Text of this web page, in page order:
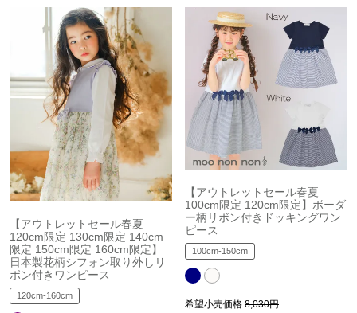
【アウトレットセール春夏
120cm限定 130cm限定 140cm
限定 150cm限定 160cm限定】
日本製花柄シフォン取り外しリ
ボン付きワンピース
120cm-160cm
【アウトレットセール春夏
100cm限定 120cm限定】ボーダ
ー柄リボン付きドッキングワン
ピース
100cm-150cm
希望小売価格 8,030円